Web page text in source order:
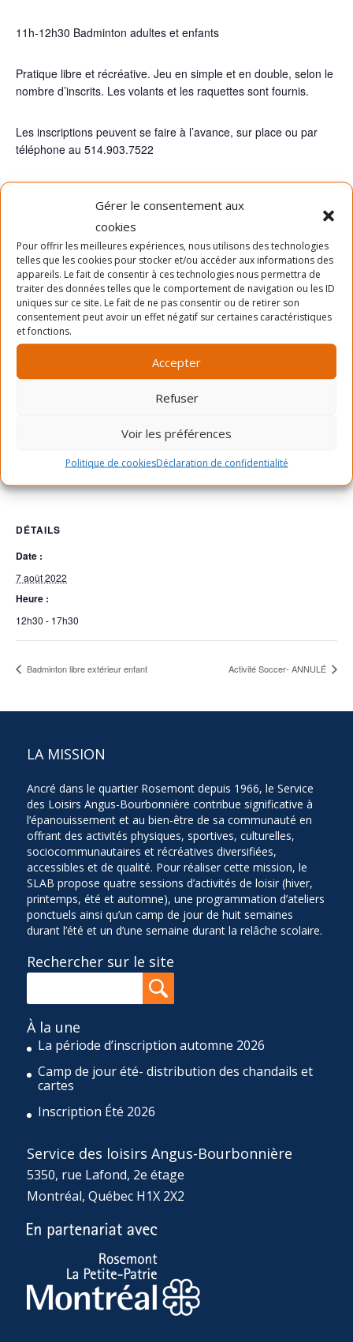
Gérer le consentement aux
cookies
Pour offrir les meilleures expériences, nous utilisons des technologies
telles que les cookies pour stocker et/ou accéder aux informations des
appareils. Le fait de consentir à ces technologies nous permettra de
traiter des données telles que le comportement de navigation ou les ID
uniques sur ce site. Le fait de ne pas consentir ou de retirer son
consentement peut avoir un effet négatif sur certaines caractéristiques
et fonctions.
Accepter
Refuser
Voir les préférences
Politique de cookiesDéclaration de confidentialité
11h-12h30 Badminton adultes et enfants
Pratique libre et récréative. Jeu en simple et en double, selon le
nombre d’inscrits. Les volants et les raquettes sont fournis.
Les inscriptions peuvent se faire à l’avance, sur place ou par
téléphone au 514.903.7522
11h-12h30 : 8 Adultes + enfants
13h-14h : 8 Adultes
14h30-16h : 8 Adultes
Ajouter au calendrier
DÉTAILS
Date :
7 août 2022
Heure :
12h30 - 17h30
Badminton libre extérieur enfant Activité Soccer- ANNULÉ
LA MISSION
Ancré dans le quartier Rosemont depuis 1966, le Service
des Loisirs Angus-Bourbonnière contribue significative à
l’épanouissement et au bien-être de sa communauté en
offrant des activités physiques, sportives, culturelles,
sociocommunautaires et récréatives diversifiées,
accessibles et de qualité. Pour réaliser cette mission, le
SLAB propose quatre sessions d’activités de loisir (hiver,
printemps, été et automne), une programmation d’ateliers
ponctuels ainsi qu’un camp de jour de huit semaines
durant l’été et un d’une semaine durant la relâche scolaire.
Rechercher sur le site
À la une
La période d’inscription automne 2026
Camp de jour été- distribution des chandails et
cartes
Inscription Été 2026
Service des loisirs Angus-Bourbonnière
5350, rue Lafond, 2e étage
Montréal, Québec H1X 2X2